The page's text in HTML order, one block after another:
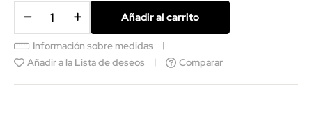
Añadir al carrito
Información sobre medidas
Añadir a la Lista de deseos
Comparar